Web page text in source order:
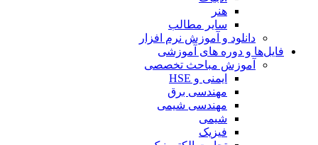
هنر
سایر مطالب
دانلود و آموزش نرم افزار
فایل‌ها و دوره های آموزشی
آموزش مباحث تخصصی
ایمنی و HSE
مهندسی برق
مهندسی شیمی
شیمی
فیزیک